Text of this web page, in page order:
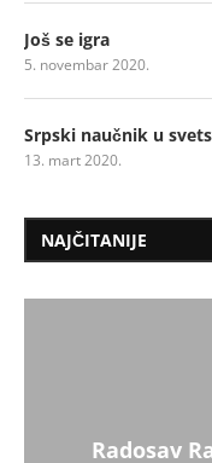
Još se igra
5. novembar 2020.
Srpski naučnik u
13. mart 2020.
NAJČITANIJE
Radosav